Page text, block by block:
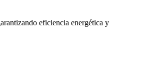
eficiencia energética y